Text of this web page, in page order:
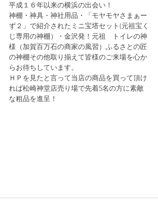
平成１６年以来の横浜の出会い！
神棚・神具・神社用品・「モヤモヤさまぁー
ず２」で紹介されたミニ宝塔セット(元祖宝く
じ専用の神棚）・金沢発！元祖　トイレの神
様（加賀百万石の商家の風習）ふるさとの匠
の神棚その他取り揃えて皆様のご来場を心か
らお待ちしています。
ＨＰを見たと言って当店の商品を買って頂け
れば松崎神堂店売り場で先着5名の方に素敵
な粗品を進呈！